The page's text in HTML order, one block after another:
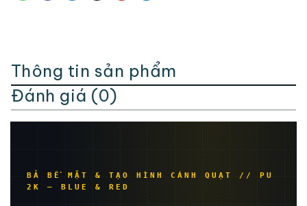
Thông tin sản phẩm
Đánh giá (0)
BẢ BỀ MẶT & TẠO HÌNH CÁNH QUẠT // PU
2K — BLUE & RED